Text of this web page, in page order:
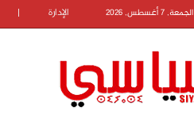
الجمعة, 7 أغسطس, 2026 الإدارة |